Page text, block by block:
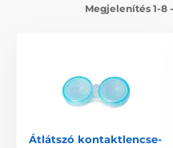
Megjelenítés 1-
Átlátszó kontaktlencse-